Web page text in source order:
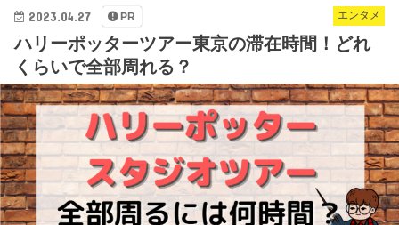
エンタメ
2023.04.27 PR
ハリーポッターツアー東京の滞在時間！どれ
くらいで全部周れる？